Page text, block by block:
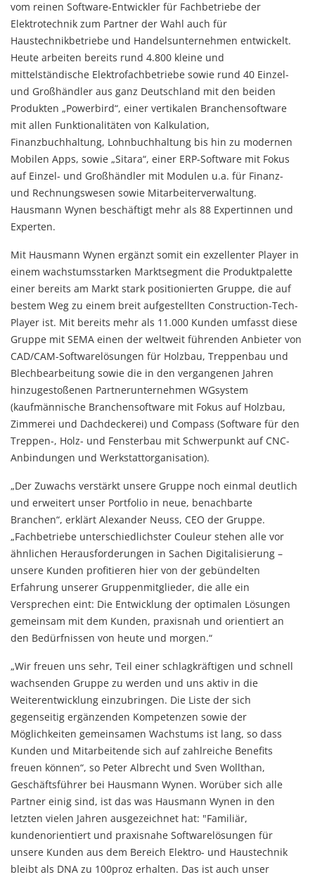
vom reinen Software-Entwickler für Fachbetriebe der
Elektrotechnik zum Partner der Wahl auch für
Haustechnikbetriebe und Handelsunternehmen entwickelt.
Heute arbeiten bereits rund 4.800 kleine und
mittelständische Elektrofachbetriebe sowie rund 40 Einzel-
und Großhändler aus ganz Deutschland mit den beiden
Produkten „Powerbird“, einer vertikalen Branchensoftware
mit allen Funktionalitäten von Kalkulation,
Finanzbuchhaltung, Lohnbuchhaltung bis hin zu modernen
Mobilen Apps, sowie „Sitara“, einer ERP-Software mit Fokus
auf Einzel- und Großhändler mit Modulen u.a. für Finanz-
und Rechnungswesen sowie Mitarbeiterverwaltung.
Hausmann Wynen beschäftigt mehr als 88 Expertinnen und
Experten.
Mit Hausmann Wynen ergänzt somit ein exzellenter Player in
einem wachstumsstarken Marktsegment die Produktpalette
einer bereits am Markt stark positionierten Gruppe, die auf
bestem Weg zu einem breit aufgestellten Construction-Tech-
Player ist. Mit bereits mehr als 11.000 Kunden umfasst diese
Gruppe mit SEMA einen der weltweit führenden Anbieter von
CAD/CAM-Softwarelösungen für Holzbau, Treppenbau und
Blechbearbeitung sowie die in den vergangenen Jahren
hinzugestoßenen Partnerunternehmen WGsystem
(kaufmännische Branchensoftware mit Fokus auf Holzbau,
Zimmerei und Dachdeckerei) und Compass (Software für den
Treppen-, Holz- und Fensterbau mit Schwerpunkt auf CNC-
Anbindungen und Werkstattorganisation).
„Der Zuwachs verstärkt unsere Gruppe noch einmal deutlich
und erweitert unser Portfolio in neue, benachbarte
Branchen“, erklärt Alexander Neuss, CEO der Gruppe.
„Fachbetriebe unterschiedlichster Couleur stehen alle vor
ähnlichen Herausforderungen in Sachen Digitalisierung –
unsere Kunden profitieren hier von der gebündelten
Erfahrung unserer Gruppenmitglieder, die alle ein
Versprechen eint: Die Entwicklung der optimalen Lösungen
gemeinsam mit dem Kunden, praxisnah und orientiert an
den Bedürfnissen von heute und morgen.“
„Wir freuen uns sehr, Teil einer schlagkräftigen und schnell
wachsenden Gruppe zu werden und uns aktiv in die
Weiterentwicklung einzubringen. Die Liste der sich
gegenseitig ergänzenden Kompetenzen sowie der
Möglichkeiten gemeinsamen Wachstums ist lang, so dass
Kunden und Mitarbeitende sich auf zahlreiche Benefits
freuen können“, so Peter Albrecht und Sven Wollthan,
Geschäftsführer bei Hausmann Wynen. Worüber sich alle
Partner einig sind, ist das was Hausmann Wynen in den
letzten vielen Jahren ausgezeichnet hat: "Familiär,
kundenorientiert und praxisnahe Softwarelösungen für
unsere Kunden aus dem Bereich Elektro- und Haustechnik
bleibt als DNA zu 100proz erhalten. Das ist auch unser